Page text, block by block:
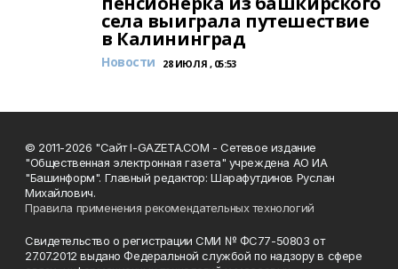
села выиграла путешествие
в Калининград
Новости 28 ИЮЛЯ , 05:53
© 2011-2026 "Сайт I-GAZETA.COM - Сетевое издание
"Общественная электронная газета" учреждена АО ИА
"Башинформ". Главный редактор: Шарафутдинов Руслан
Михайлович.
Правила применения рекомендательных технологий
Свидетельство о регистрации СМИ № ФС77-50803 от
27.07.2012 выдано Федеральной службой по надзору в сфере